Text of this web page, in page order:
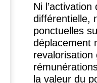
Ni l’activation
différentielle,
ponctuelles
déplacement
revalorisation
la valeur du